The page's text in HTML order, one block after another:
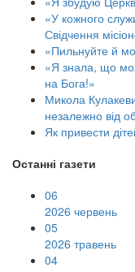
«У кожного
Свідчення
«Пильнуйте й
«Я знала, що
на Бога!»
Микола
незалежно від
Як привести
Останні газети
06
2026 червень
05
2026 травень
04